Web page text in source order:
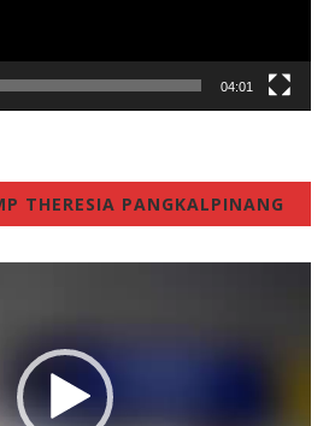
04:01
THERESIA PANGKALPINANG